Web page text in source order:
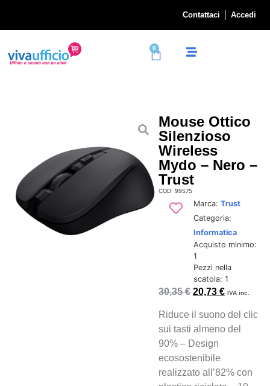
Contattaci Accedi
0
Mouse Ottico
Silenzioso
Wireless
Mydo – Nero –
Trust
COD: 99575
Marca: Trust
Categoria:
Informatica
Acquisto minimo:
1
Pezzi nella
scatola: 1
30,35€ 20,73 € IVA inc.
Riduce il suono del clic
sui tasti almeno del
90% – Design
ecosostenibile
realizzato all’82% con